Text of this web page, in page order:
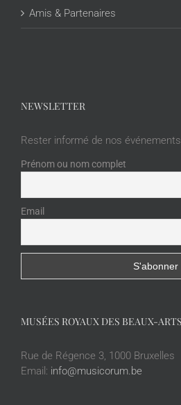
Amis & Partenaires
NEWSLETTER
Rester informé de nos
Prénom ou nom complet
Email
MUSÉES ROYAUX DES BEAUX-
Rue de Régence 3, 1000 Bruxelles
Email: info@musicorum.be